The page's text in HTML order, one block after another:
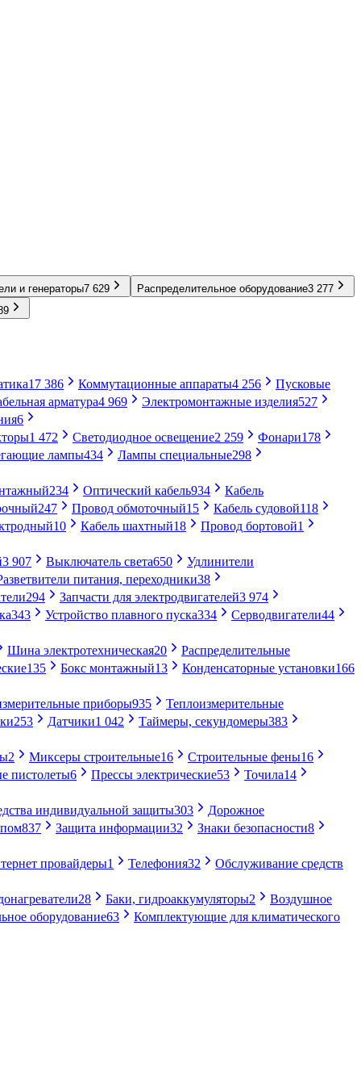
и генераторы7 629 Распределительное оборудование3 277
17 386 Коммутационные аппараты4 256
Пусковые
арматура4 969 Электромонтажные изделия527
6
1 472 Светодиодное освещение2 259 Фонари178
лампы434 Лампы специальные298
234 Оптический кабель934
Кабель
247 Провод обмоточный15 Кабель судовой118
10 Кабель шахтный18 Провод бортовой1
3 907 Выключатель света650
Удлинители
питания, переходники38
294 Запчасти для электродвигателей3 974
343 Устройство плавного пуска334 Серводвигатели44
Шина электротехническая20
Распределительные
135 Бокс монтажный13 Конденсаторные установки166
приборы935
Теплоизмерительные
253 Датчики1 042 Таймеры, секундомеры383
2 Миксеры строительные16 Строительные фены16
пистолеты6 Прессы электрические53 Точила14
индивидуальной защиты303
Дорожное
837 Защита информации32 Знаки безопасности8
провайдеры1 Телефония32 Обслуживание средств
28 Баки, гидроаккумуляторы2
Воздушное
оборудование63 Комплектующие для климатического